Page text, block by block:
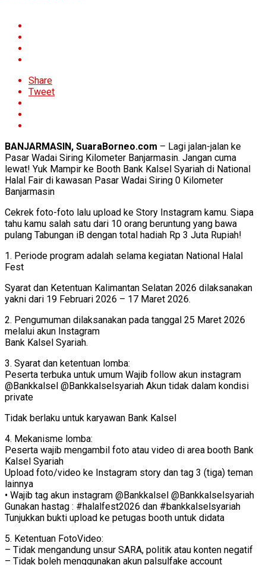
Share
Tweet
BANJARMASIN, SuaraBorneo.com – Lagi jalan-jalan ke
Pasar Wadai Siring Kilometer Banjarmasin. Jangan cuma
lewat! Yuk Mampir ke Booth Bank Kalsel Syariah di National
Halal Fair di kawasan Pasar Wadai Siring 0 Kilometer
Banjarmasin
Cekrek foto-foto lalu upload ke Story Instagram kamu. Siapa
tahu kamu salah satu dari 10 orang beruntung yang bawa
pulang Tabungan iB dengan total hadiah Rp 3 Juta Rupiah!
1. Periode program adalah selama kegiatan National Halal
Fest
Syarat dan Ketentuan Kalimantan Selatan 2026 dilaksanakan
yakni dari 19 Februari 2026 – 17 Maret 2026.
2. Pengumuman dilaksanakan pada tanggal 25 Maret 2026
melalui akun Instagram
Bank Kalsel Syariah.
3. Syarat dan ketentuan lomba:
Peserta terbuka untuk umum Wajib follow akun instagram
@Bankkalsel @Bankkalselsyariah Akun tidak dalam kondisi
private
Tidak berlaku untuk karyawan Bank Kalsel
4. Mekanisme lomba:
Peserta wajib mengambil foto atau video di area booth Bank
Kalsel Syariah
Upload foto/video ke Instagram story dan tag 3 (tiga) teman
lainnya
• Wajib tag akun instagram @Bankkalsel @Bankkalselsyariah
Gunakan hastag : #halalfest2026 dan #bankkalselsyariah
Tunjukkan bukti upload ke petugas booth untuk didata
5. Ketentuan FotoVideo:
– Tidak mengandung unsur SARA, politik atau konten negatif
– Tidak boleh menggunakan akun palsulfake account